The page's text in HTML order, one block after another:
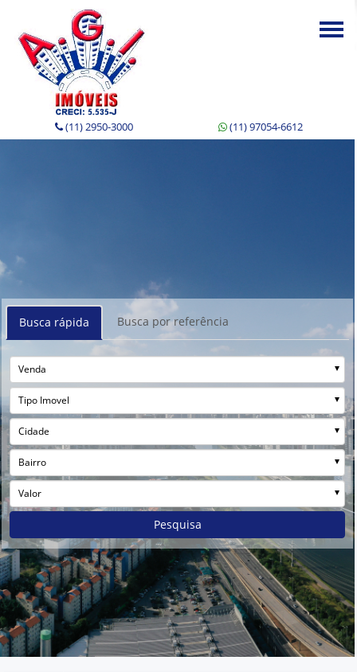
(11) 2950-3000 (11) 97054-6612
Busca rápida Busca por referência
Venda
Tipo Imovel
Cidade
Bairro
Valor
Pesquisa